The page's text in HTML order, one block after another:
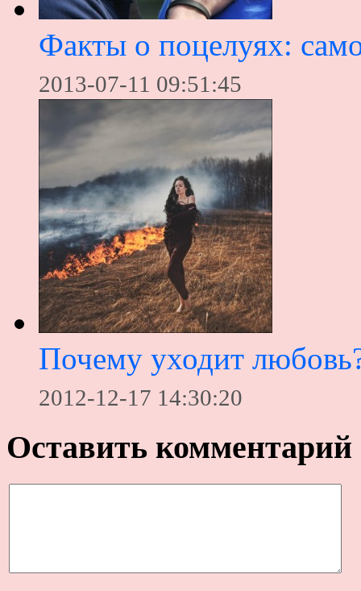
Факты о поцелуях:
2013-07-11 09:51:45
Почему уходит
2012-12-17 14:30:20
Оставить комментарий